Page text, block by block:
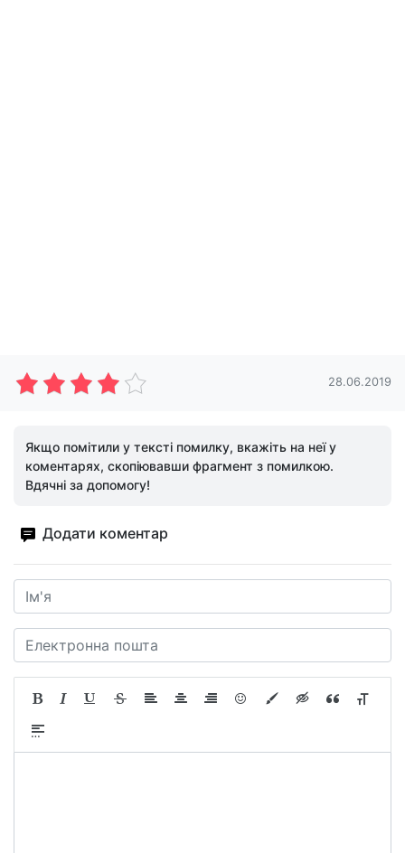
28.06.2019
Якщо помітили у тексті помилку, вкажіть на неї у
коментарях, скопіювавши фрагмент з помилкою.
Вдячні за допомогу!
Додати коментар